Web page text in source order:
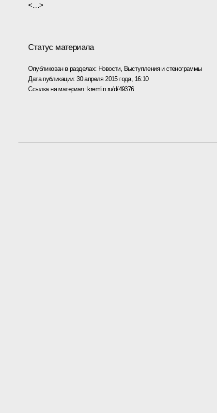
<…>
Статус материала
Опубликован в разделах: Новости, Выступления и стенограммы
Дата публикации:30 апреля 2015 года, 16:10
Ссылка на материал: kremlin.ru/d/49376